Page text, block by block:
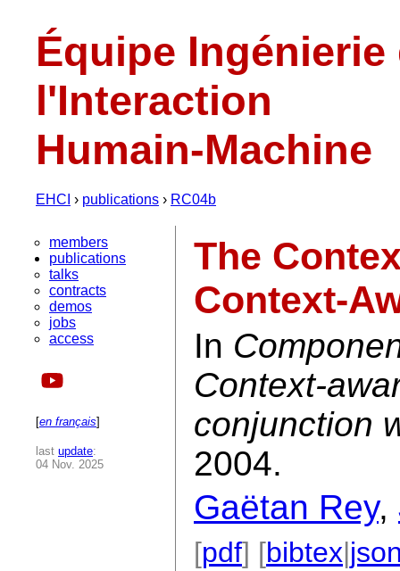
Équipe Ingénierie
l'Interaction
Humain-Machine
EHCI › publications › RC04b
members
publications
talks
contracts
demos
jobs
access
[en français]
last update:
04 Nov. 2025
The
Context-
In
Context-
conjunction
2004.
Gaëtan Rey,
[pdf] [bibtex|